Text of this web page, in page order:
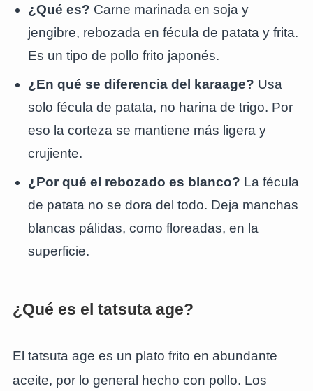
¿Qué es? Carne marinada en soja y
jengibre, rebozada en fécula de patata y frita.
Es un tipo de pollo frito japonés.
¿En qué se diferencia del karaage? Usa
solo fécula de patata, no harina de trigo. Por
eso la corteza se mantiene más ligera y
crujiente.
¿Por qué el rebozado es blanco? La fécula
de patata no se dora del todo. Deja manchas
blancas pálidas, como floreadas, en la
superficie.
¿Qué es el tatsuta age?
El tatsuta age es un plato frito en abundante
aceite, por lo general hecho con pollo. Los